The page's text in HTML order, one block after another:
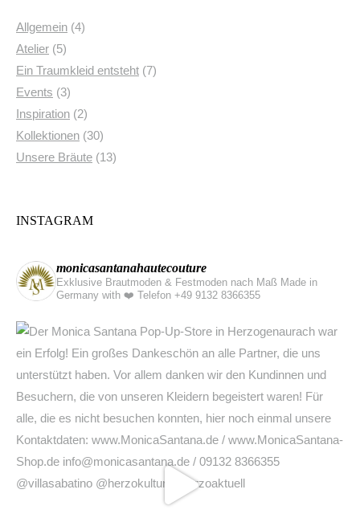
Allgemein (4)
Atelier (5)
Ein Traumkleid entsteht (7)
Events (3)
Inspiration (2)
Kollektionen (30)
Unsere Bräute (13)
INSTAGRAM
monicasantanahautecouture
Exklusive Brautmoden & Festmoden nach Maß Made in
Germany with ❤️ Telefon +49 9132 8366355